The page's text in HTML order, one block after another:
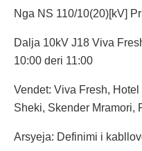
Nga NS 110/10(20)[kV]
Dalja 10kV J18 Viva
10:00 deri 11:00
Vendet: Viva Fresh,
Sheki, Skender Mramori,
Arsyeja: Definimi i